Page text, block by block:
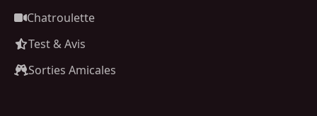
Chatroulette
Test & Avis
Sorties Amicales